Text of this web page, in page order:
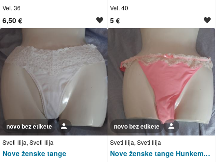
Vel. 36
6,50 €
Vel. 40
5 €
Nove ženske tange
Sveti Ilija, Sveti Ilija
novo bez etikete
Nove ženske tange Hunkemoller
Sveti Ilija, Sveti Ilija
novo bez etikete